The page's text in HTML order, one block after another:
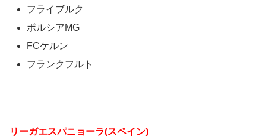
フライブルク
ボルシアMG
FCケルン
フランクフルト
リーガエスパニョーラ(スペイン)